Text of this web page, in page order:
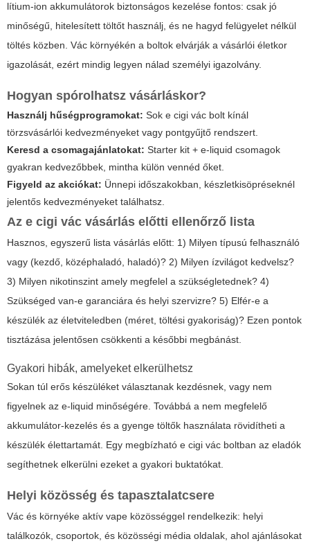
lítium-ion akkumulátorok biztonságos kezelése fontos: csak jó
minőségű, hitelesített töltőt használj, és ne hagyd felügyelet nélkül
töltés közben. Vác környékén a boltok elvárják a vásárlói életkor
igazolását, ezért mindig legyen nálad személyi igazolvány.
Hogyan spórolhatsz vásárláskor?
Használj hűségprogramokat: Sok e cigi vác bolt kínál
törzsvásárlói kedvezményeket vagy pontgyűjtő rendszert.
Keresd a csomagajánlatokat: Starter kit + e-liquid csomagok
gyakran kedvezőbbek, mintha külön vennéd őket.
Figyeld az akciókat: Ünnepi időszakokban, készletkisöpréseknél
jelentős kedvezményeket találhatsz.
Az e cigi vác vásárlás előtti ellenőrző lista
Hasznos, egyszerű lista vásárlás előtt: 1) Milyen típusú felhasználó
vagy (kezdő, középhaladó, haladó)? 2) Milyen ízvilágot kedvelsz?
3) Milyen nikotinszint amely megfelel a szükségletednek? 4)
Szükséged van-e garanciára és helyi szervizre? 5) Elfér-e a
készülék az életviteledben (méret, töltési gyakoriság)? Ezen pontok
tisztázása jelentősen csökkenti a későbbi megbánást.
Gyakori hibák, amelyeket elkerülhetsz
Sokan túl erős készüléket választanak kezdésnek, vagy nem
figyelnek az e-liquid minőségére. Továbbá a nem megfelelő
akkumulátor-kezelés és a gyenge töltők használata rövidítheti a
készülék élettartamát. Egy megbízható e cigi vác boltban az eladók
segíthetnek elkerülni ezeket a gyakori buktatókat.
Helyi közösség és tapasztalatcsere
Vác és környéke aktív vape közösséggel rendelkezik: helyi
találkozók, csoportok, és közösségi média oldalak, ahol ajánlásokat